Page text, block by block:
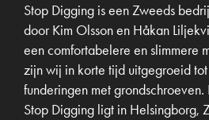
Stop Digging is een Zweeds
door Kim Olsson en Håkan
een comfortabelere en slimmere
zijn wij in korte tijd uitgegroeid
funderingen met
Stop Digging ligt in Helsingborg,